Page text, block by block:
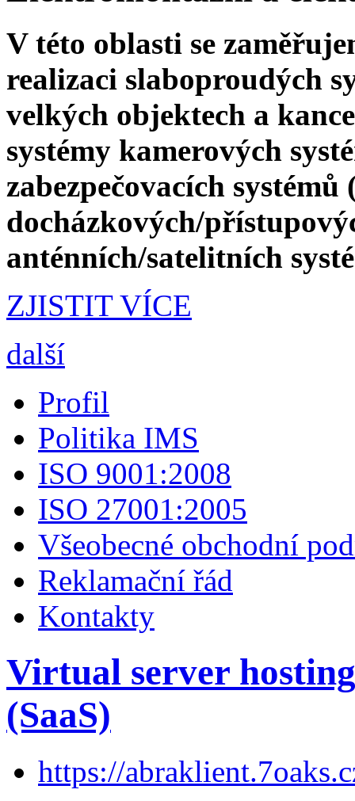
V této oblasti se
realizaci slaboproudých
velkých objektech a
systémy kamerových
zabezpečovacích systémů
docházkových/
anténních/satelitních
ZJISTIT VÍCE
další
Profil
Politika IMS
ISO 9001:2008
ISO 27001:2005
Všeobecné obchodní
Reklamační řád
Kontakty
Virtual server
(SaaS)
https://